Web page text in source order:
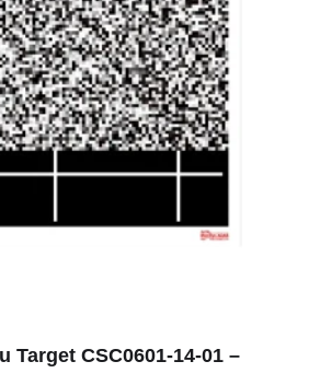
Target CSC0601-14-01 –